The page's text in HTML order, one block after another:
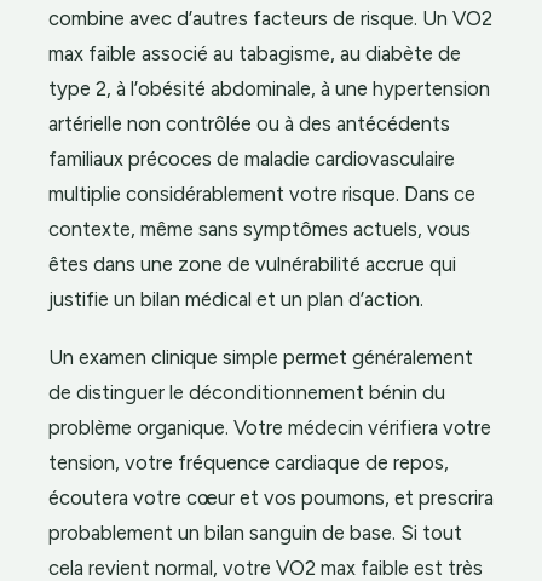
combine avec d’autres facteurs de risque. Un VO2
max faible associé au tabagisme, au diabète de
type 2, à l’obésité abdominale, à une hypertension
artérielle non contrôlée ou à des antécédents
familiaux précoces de maladie cardiovasculaire
multiplie considérablement votre risque. Dans ce
contexte, même sans symptômes actuels, vous
êtes dans une zone de vulnérabilité accrue qui
justifie un bilan médical et un plan d’action.
Un examen clinique simple permet généralement
de distinguer le déconditionnement bénin du
problème organique. Votre médecin vérifiera votre
tension, votre fréquence cardiaque de repos,
écoutera votre cœur et vos poumons, et prescrira
probablement un bilan sanguin de base. Si tout
cela revient normal, votre VO2 max faible est très